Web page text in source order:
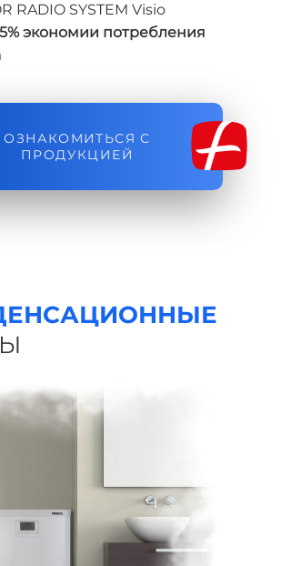
RADIO SYSTEM Visio
экономии потребления
ОЗНАКОМИТЬСЯ С
ПРОДУКЦИЕЙ